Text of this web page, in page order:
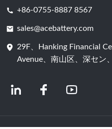
バッテリーセル
+86-0755-8887 8567
sales@acebattery.com
29F、Hanking Financial
Avenue、南山区、深セン